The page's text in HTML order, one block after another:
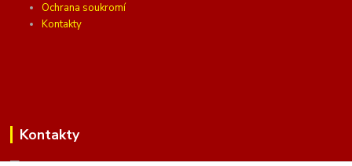
Ochrana soukromí
Kontakty
Kontakty